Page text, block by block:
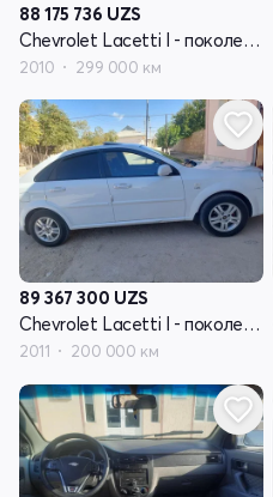
88 175 736 UZS
Chevrolet Lacetti I - поколение
2010 299 000 км
89 367 300 UZS
Chevrolet Lacetti I - поколение
2011 200 000 км